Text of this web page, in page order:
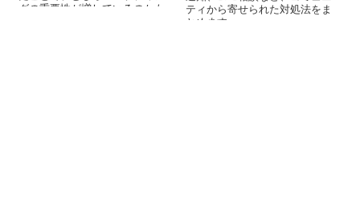
グの重要性が増しているのかも
ティから寄せられた対処法をま
とめます。